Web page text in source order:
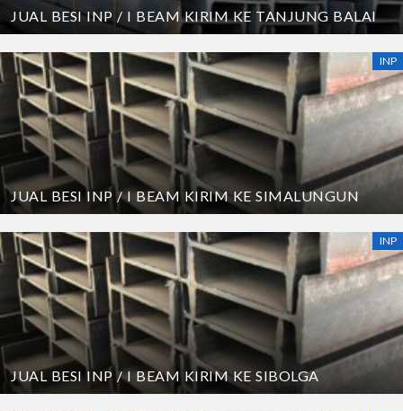
JUAL BESI INP / I BEAM KIRIM KE TANJUNG BALAI
INP
JUAL BESI INP / I BEAM KIRIM KE SIMALUNGUN
INP
JUAL BESI INP / I BEAM KIRIM KE SIBOLGA